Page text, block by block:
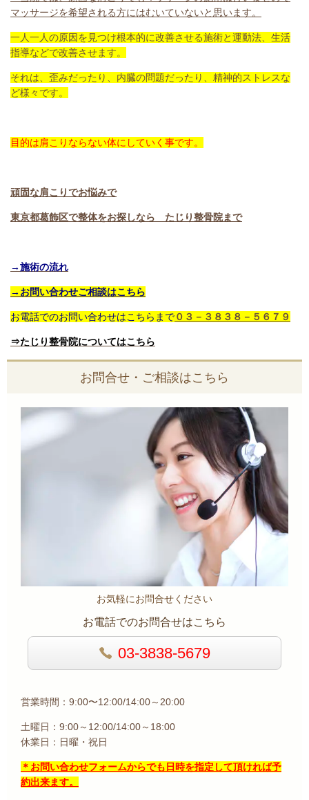
マッサージを希望される方にはむいていないと思います。
一人一人の原因を見つけ根本的に改善させる施術と運動法、生活
指導などで改善させます。
それは、歪みだったり、内臓の問題だったり、精神的ストレスな
ど様々です。
目的は肩こりならない体にしていく事です。
頑固な肩こりでお悩みで
東京都葛飾区で整体をお探しなら たじり整骨院まで
→施術の流れ
→お問い合わせご相談はこちら
お電話でのお問い合わせはこちらまで０３－３８３８－５６７９
⇒たじり整骨院についてはこちら
お問合せ・ご相談はこちら
お気軽にお問合せください
お電話でのお問合せはこちら
03-3838-5679
営業時間：9:00〜12:00/14:00～20:00
土曜日：9:00～12:00/14:00～18:00
休業日：日曜・祝日
＊お問い合わせフォームからでも日時を指定して頂ければ予
約出来ます。